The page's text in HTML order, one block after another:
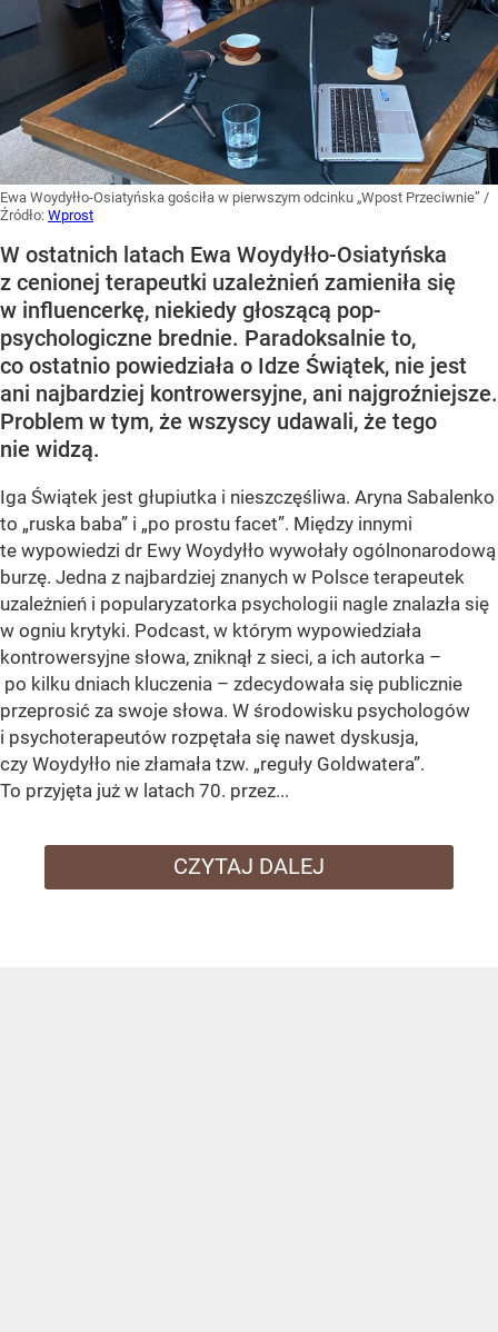
Ewa Woydyłło-Osiatyńska gościła w pierwszym odcinku „Wpost Przeciwnie” /
Źródło: Wprost
W ostatnich latach Ewa Woydyłło-Osiatyńska
z cenionej terapeutki uzależnień zamieniła się
w influencerkę, niekiedy głoszącą pop-
psychologiczne brednie. Paradoksalnie to,
co ostatnio powiedziała o Idze Świątek, nie jest
ani najbardziej kontrowersyjne, ani najgroźniejsze.
Problem w tym, że wszyscy udawali, że tego
nie widzą.
Iga Świątek jest głupiutka i nieszczęśliwa. Aryna Sabalenko
to „ruska baba” i „po prostu facet”. Między innymi
te wypowiedzi dr Ewy Woydyłło wywołały ogólnonarodową
burzę. Jedna z najbardziej znanych w Polsce terapeutek
uzależnień i popularyzatorka psychologii nagle znalazła się
w ogniu krytyki. Podcast, w którym wypowiedziała
kontrowersyjne słowa, zniknął z sieci, a ich autorka –
po kilku dniach kluczenia – zdecydowała się publicznie
przeprosić za swoje słowa. W środowisku psychologów
i psychoterapeutów rozpętała się nawet dyskusja,
czy Woydyłło nie złamała tzw. „reguły Goldwatera”.
To przyjęta już w latach 70. przez...
CZYTAJ DALEJ